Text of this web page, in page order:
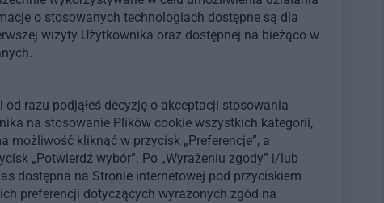
o stosowanych technologiach dostępne są dla
wizyty Użytkownika oraz dostępnej na bieżąco w
razu podjąłeś decyzję o akceptacji stosowania
na stosowanie Plików cookie wszystkich kategorii,
kliknąć w przycisk „Preferencje”, a
„Potwierdź wybór”. Po „Wyrażeniu zgody” i/lub
dostępna na Stronie internetowej pod przyciskiem
preferencji dotyczących wyrażonych zgód na